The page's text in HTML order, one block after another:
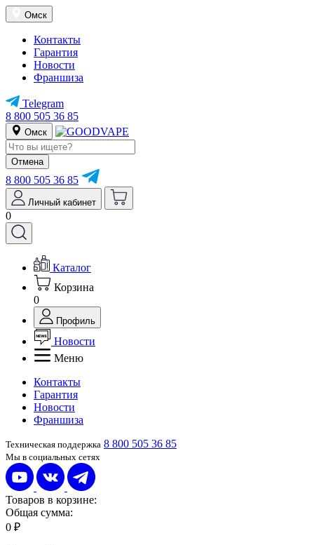
Омск
Контакты
Гарантия
Новости
Франшиза
Telegram
8 800 505 36 85
Омск
Отмена
8 800 505 36 85
Личный кабинет
0
Каталог
Корзина
0
Профиль
Новости
Меню
Контакты
Гарантия
Новости
Франшиза
Техническая поддержка 8 800 505 36 85
Мы в социальных сетях
Товаров в корзине:
Общая сумма:
0 ₽